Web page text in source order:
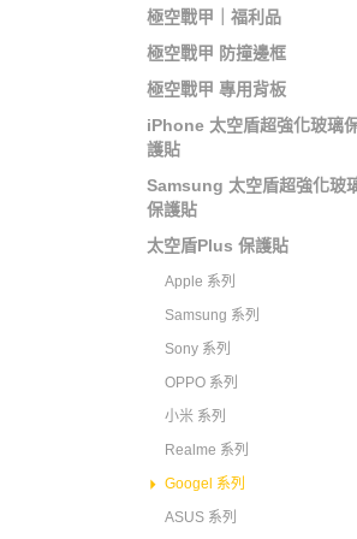
極空戰甲｜福利品
極空戰甲 防撞邊框
極空戰甲 專用背板
iPhone 太空盾超強化玻璃
護貼
Samsung 太空盾超強化玻
保護貼
太空盾Plus 保護貼
Apple 系列
Samsung 系列
Sony 系列
OPPO 系列
小米 系列
Realme 系列
Googel 系列
ASUS 系列